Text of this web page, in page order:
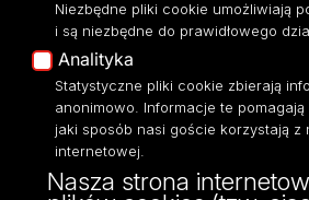
Eksperci UŁ
Polityka Prywatności
Dostępność
Bufet
ul. Kopcińskiego 8/12
Niezbędne pliki cookie umożliwiają
i są niezbędne do prawidłowego
Analityka
Statystyczne pliki cookie zbierają
anonimowo. Informacje te
jaki sposób nasi goście korzystają z
internetowej.
Nasza strona